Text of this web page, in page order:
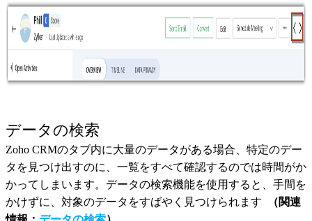
データの検索
Zoho CRMのタブ内に大量のデータがある場合、特定のデー
タを見つけ出すのに、一覧をすべて確認するのでは時間がか
かってしまいます。データの検索機能を使用すると、手間を
かけずに、対象のデータをすばやく見つけられます
（関連